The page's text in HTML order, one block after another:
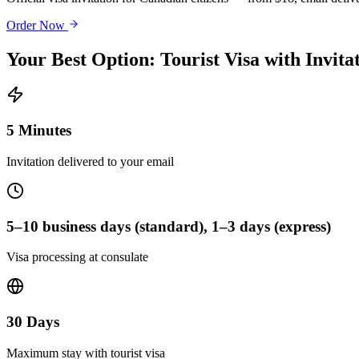
Order Now
Your Best Option: Tourist Visa with
5 Minutes
Invitation delivered to your email
5–10 business days (standard), 1–3 days (express)
Visa processing at consulate
30 Days
Maximum stay with tourist visa